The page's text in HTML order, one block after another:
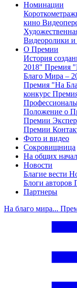
Номинации
кино
Видеоролики
О Премии
История
2018" Премия
Благо Мира –
Премия "На
конкурс
Положение о
Премии
Премии
Фото и видео
Сокровищница
На общих
Новости
Благие вести
Блоги авторов
Партнеры
На благо мира...